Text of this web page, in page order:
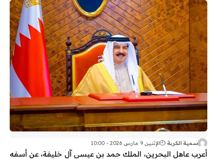
سمية الكربة الإثنين 9 مارس 2026 - 10:00
أعرب عاهل البحرين، الملك حمد بن عيسى آل خليفة، عن أسفه